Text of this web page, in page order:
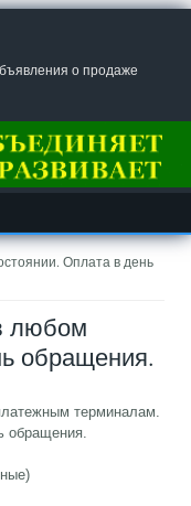
о продаже
Оплата в день
любом
обращения.
терминалам.
обращения.